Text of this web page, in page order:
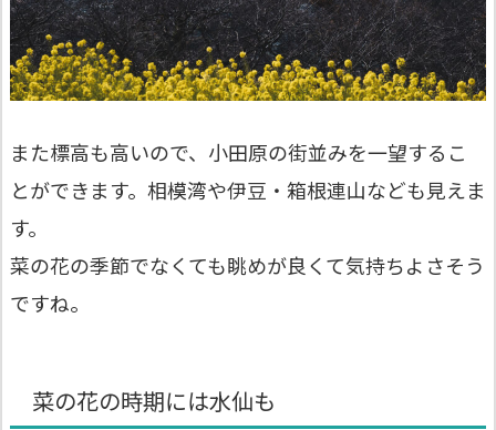
また標高も高いので、小田原の街並みを一望するこ
とができます。相模湾や伊豆・箱根連山なども見えま
す。
菜の花の季節でなくても眺めが良くて気持ちよさそう
ですね。
菜の花の時期には水仙も